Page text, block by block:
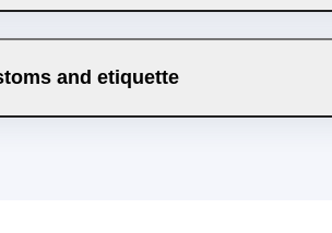
and etiquette